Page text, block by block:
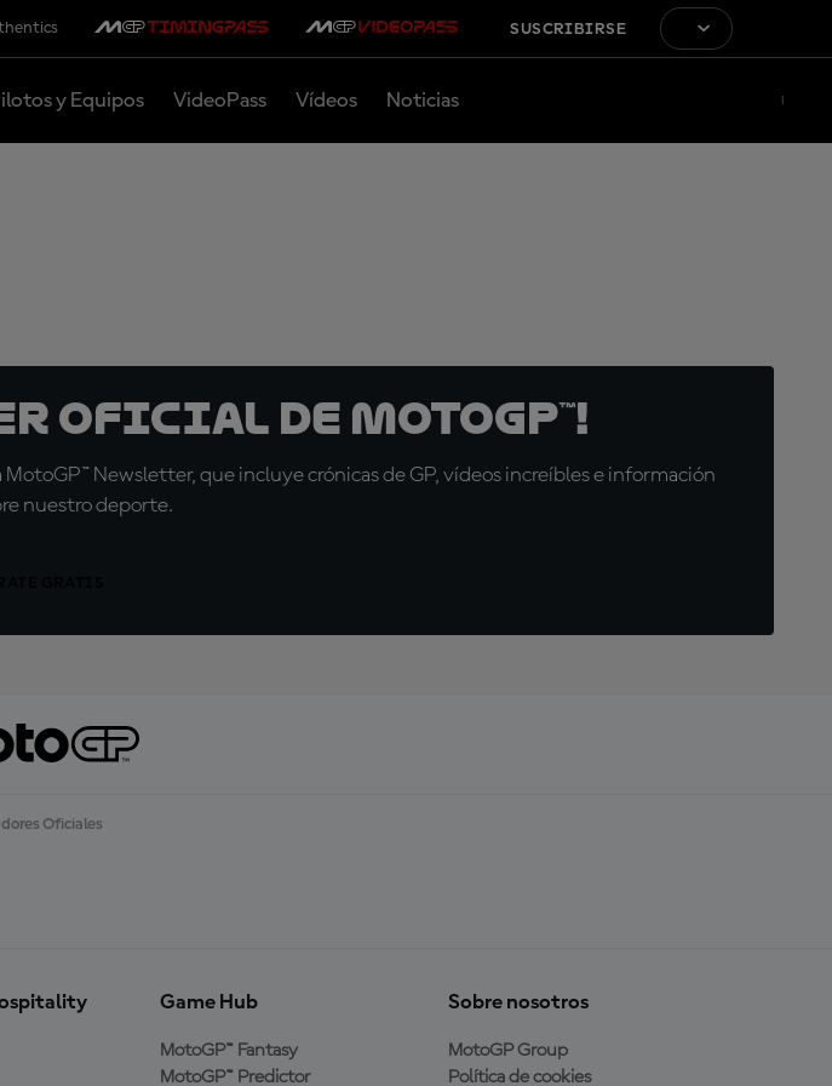
SUSCRIBIRSE
y Equipos VideoPass Vídeos Noticias
oficial de MotoGP™!
Newsletter, que incluye crónicas de GP, vídeos increíbles e información
nuestro deporte.
Oficiales
Game Hub
MotoGP™ Fantasy
MotoGP™ Predictor
Sobre nosotros
MotoGP Group
Política de cookies